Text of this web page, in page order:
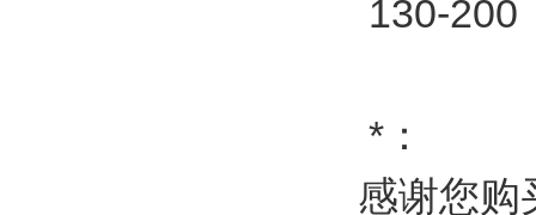
130-200
*：
感谢您购